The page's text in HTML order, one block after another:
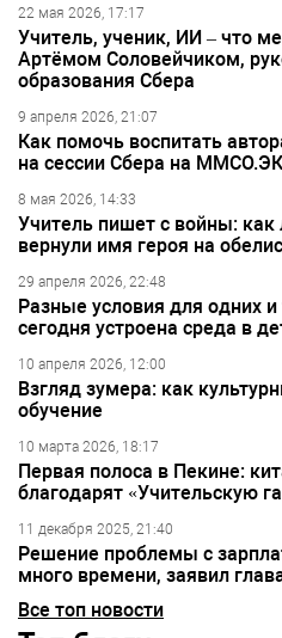
22 мая 2026, 17:17
Учитель, ученик, ИИ – что
Артёмом Соловейчиком,
образования Сбера
9 апреля 2026, 21:07
Как помочь воспитать
на сессии Сбера на
8 мая 2026, 14:33
Учитель пишет с войны: как
вернули имя героя на
29 апреля 2026, 22:48
Разные условия для одних
сегодня устроена среда в
10 апреля 2026, 12:00
Взгляд зумера: как
обучение
10 марта 2026, 18:17
Первая полоса в Пекине:
благодарят «Учительскую
11 декабря 2025, 21:40
Решение проблемы с
много времени, заявил
Все топ новости